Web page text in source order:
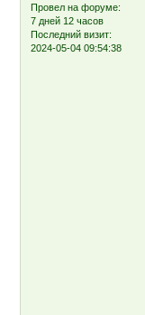
Провел на форуме:
7 дней 12 часов
Последний визит:
2024-05-04 09:54:38